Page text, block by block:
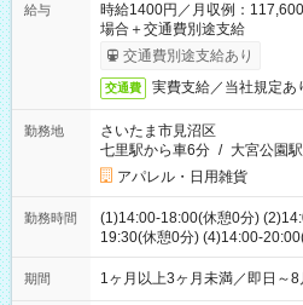
給与
時給1400円／月収例：
場合＋交通費別途支給
交通費別途支給あり
交通費 実費支給／当社規定あ
勤務地
さいたま市見沼区
七里駅から車6分 / 大宮公園駅
アパレル・日用雑貨
勤務時間
(1)14:00-18:00(休憩0分)
19:30(休憩0分) (4)14:00-
ます
期間 1ヶ月以上3ヶ月未満／即日～